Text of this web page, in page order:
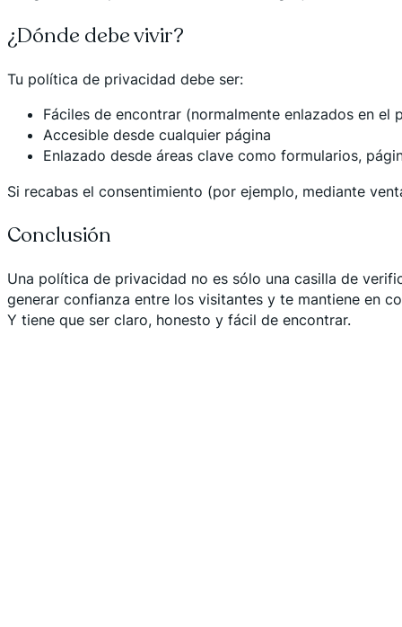
¿Dónde debe vivir?
Tu política de privacidad debe ser:
Fáciles de encontrar (normalmente enlazados en el
Accesible desde cualquier página
Enlazado desde áreas clave como formularios,
Si recabas el consentimiento (por ejemplo, mediante
Conclusión
Una política de privacidad no es sólo una casilla de
generar confianza entre los visitantes y te mantiene en
Y tiene que ser claro, honesto y fácil de encontrar.